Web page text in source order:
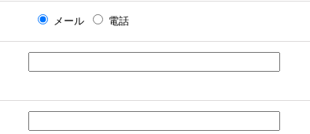
メール 電話